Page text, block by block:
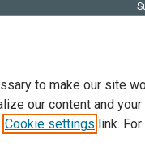
site: Copyright © 2026
en IA et aux
to make our site
our content and
Cookie settings link.